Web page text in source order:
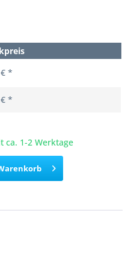
*
*
ca. 1-2 Werktage